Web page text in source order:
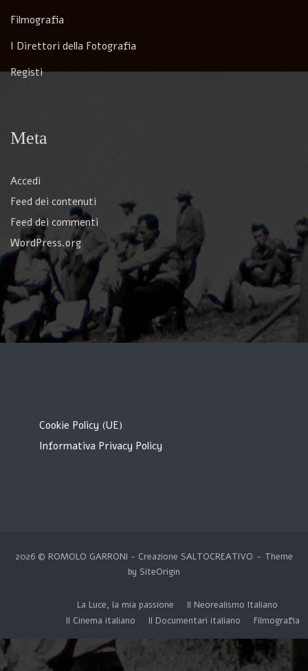
Filmografia
I Direttori della Fotografia
Registi
Meta
Accedi
Feed dei contenuti
Feed dei commenti
WordPress.org
Cookie Policy (UE)
Informativa Privacy Policy
2026 © ROMOLO GARRONI - Creazione SALTOCREATIVO
Theme
by SiteOrigin
La Luce, la mia passione
Il Neorealismo Italiano
Il Cinema italiano
Il Documentari italiano Filmografia